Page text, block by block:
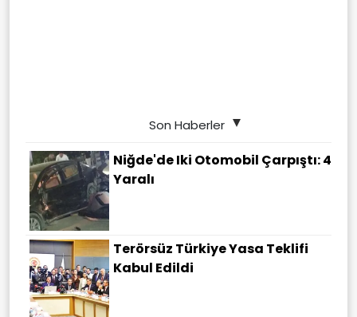
Son Haberler
Niğde'de Iki Otomobil Çarpıştı: 4
Yaralı
Terörsüz Türkiye Yasa Teklifi
Kabul Edildi